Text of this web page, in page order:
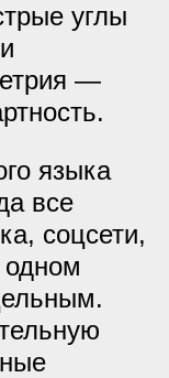
углы
—
языка
все
соцсети,